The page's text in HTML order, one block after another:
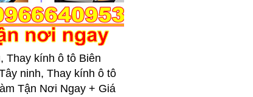
Thay kính ô tô Biên
ninh, Thay kính ô tô
Tận Nơi Ngay + Giá